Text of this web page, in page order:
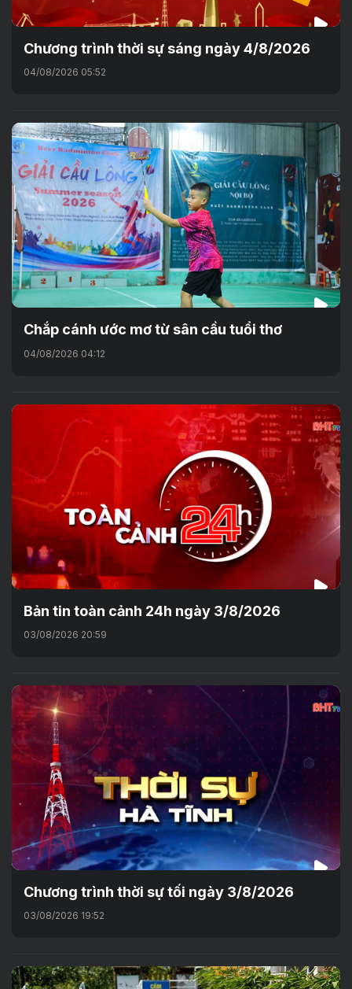
Chương trình thời sự sáng ngày 4/8/2026
04/08/2026 05:52
Chắp cánh ước mơ từ sân cầu tuổi thơ
04/08/2026 04:12
Bản tin toàn cảnh 24h ngày 3/8/2026
03/08/2026 20:59
Chương trình thời sự tối ngày 3/8/2026
03/08/2026 19:52